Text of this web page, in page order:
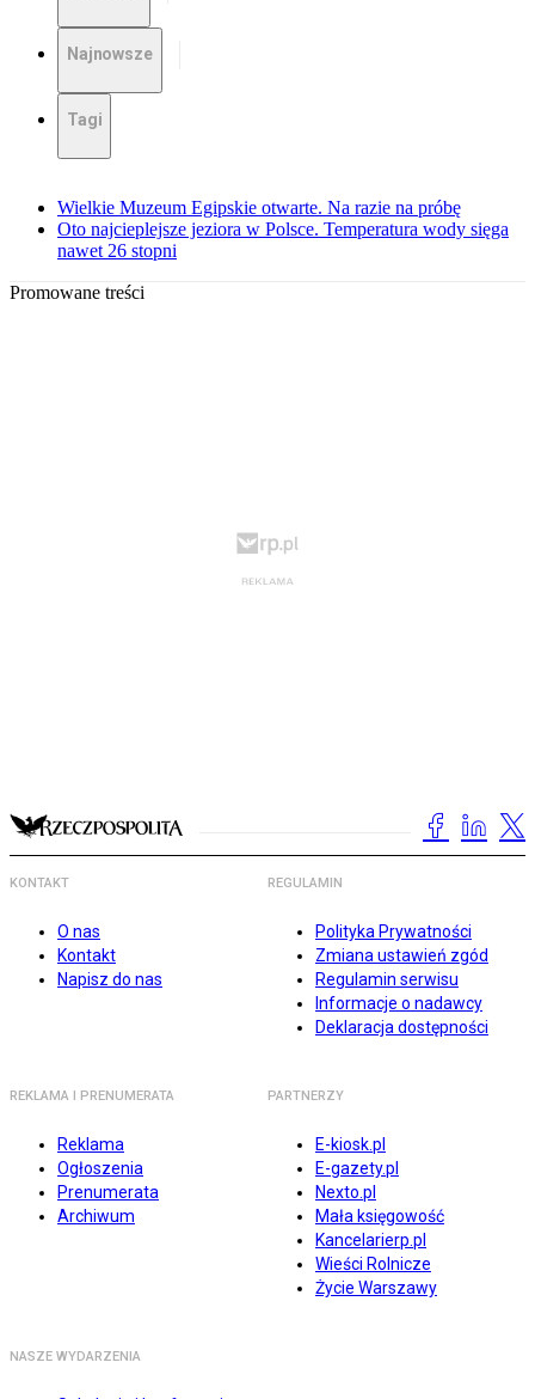
Najnowsze
Tagi
Wielkie Muzeum Egipskie otwarte. Na razie na próbę
Oto najcieplejsze jeziora w Polsce. Temperatura wody sięga
nawet 26 stopni
Promowane treści
KONTAKT
O nas
Kontakt
Napisz do nas
REGULAMIN
Polityka Prywatności
Zmiana ustawień zgód
Regulamin serwisu
Informacje o nadawcy
Deklaracja dostępności
REKLAMA I PRENUMERATA
Reklama
Ogłoszenia
Prenumerata
Archiwum
PARTNERZY
E-kiosk.pl
E-gazety.pl
Nexto.pl
Mała księgowość
Kancelarierp.pl
Wieści Rolnicze
Życie Warszawy
NASZE WYDARZENIA